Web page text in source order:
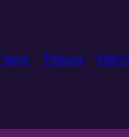
Thèses